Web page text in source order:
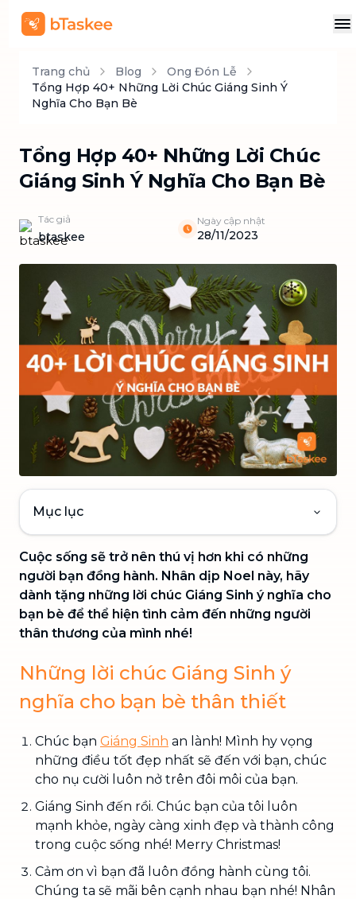
Trang chủ Blog
Ong Đón Lễ
Tổng Hợp 40+ Những Lời Chúc Giáng Sinh Ý
Nghĩa Cho Bạn Bè
Tổng Hợp 40+ Những Lời Chúc
Giáng Sinh Ý Nghĩa Cho Bạn Bè
Tác giả
btaskee
Ngày cập nhật
28/11/2023
Mục lục
Cuộc sống sẽ trở nên thú vị hơn khi có những
người bạn đồng hành. Nhân dịp Noel này, hãy
dành tặng những lời chúc Giáng Sinh ý nghĩa cho
bạn bè để thể hiện tình cảm đến những người
thân thương của mình nhé!
Những lời chúc Giáng Sinh ý
nghĩa cho bạn bè thân thiết
Chúc bạn Giáng Sinh an lành! Mình hy vọng
những điều tốt đẹp nhất sẽ đến với bạn, chúc
cho nụ cười luôn nở trên đôi môi của bạn.
Giáng Sinh đến rồi. Chúc bạn của tôi luôn
mạnh khỏe, ngày càng xinh đẹp và thành công
trong cuộc sống nhé! Merry Christmas!
Cảm ơn vì bạn đã luôn đồng hành cùng tôi.
Chúng ta sẽ mãi bên cạnh nhau bạn nhé! Nhân